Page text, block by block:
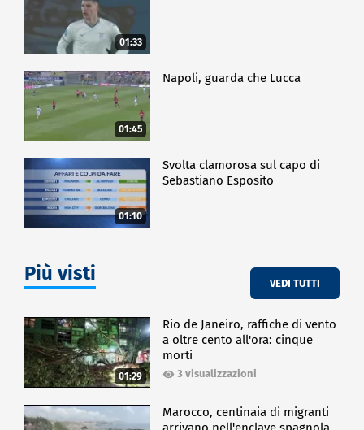
01:33
01:45
Napoli, guarda che Lucca
01:10
Svolta clamorosa sul capo di
Sebastiano Esposito
Più visti VEDI TUTTI
01:29
Rio de Janeiro, raffiche di vento
a oltre cento all'ora: cinque
morti
3 visualizzazioni
Marocco, centinaia di migranti